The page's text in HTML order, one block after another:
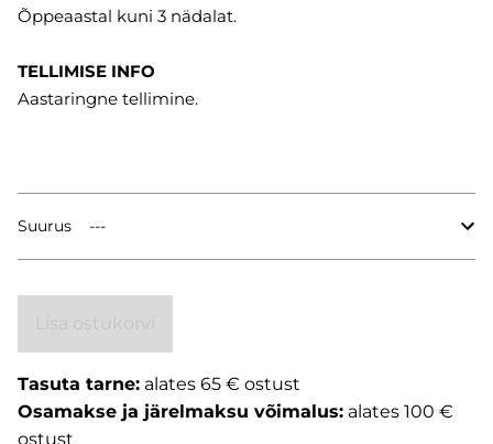
Õppeaastal kuni 3 nädalat.
TELLIMISE INFO
Aastaringne tellimine.
Suurus
Tasuta tarne: alates 65 € ostust
Osamakse ja järelmaksu võimalus: alates 100 €
ostust